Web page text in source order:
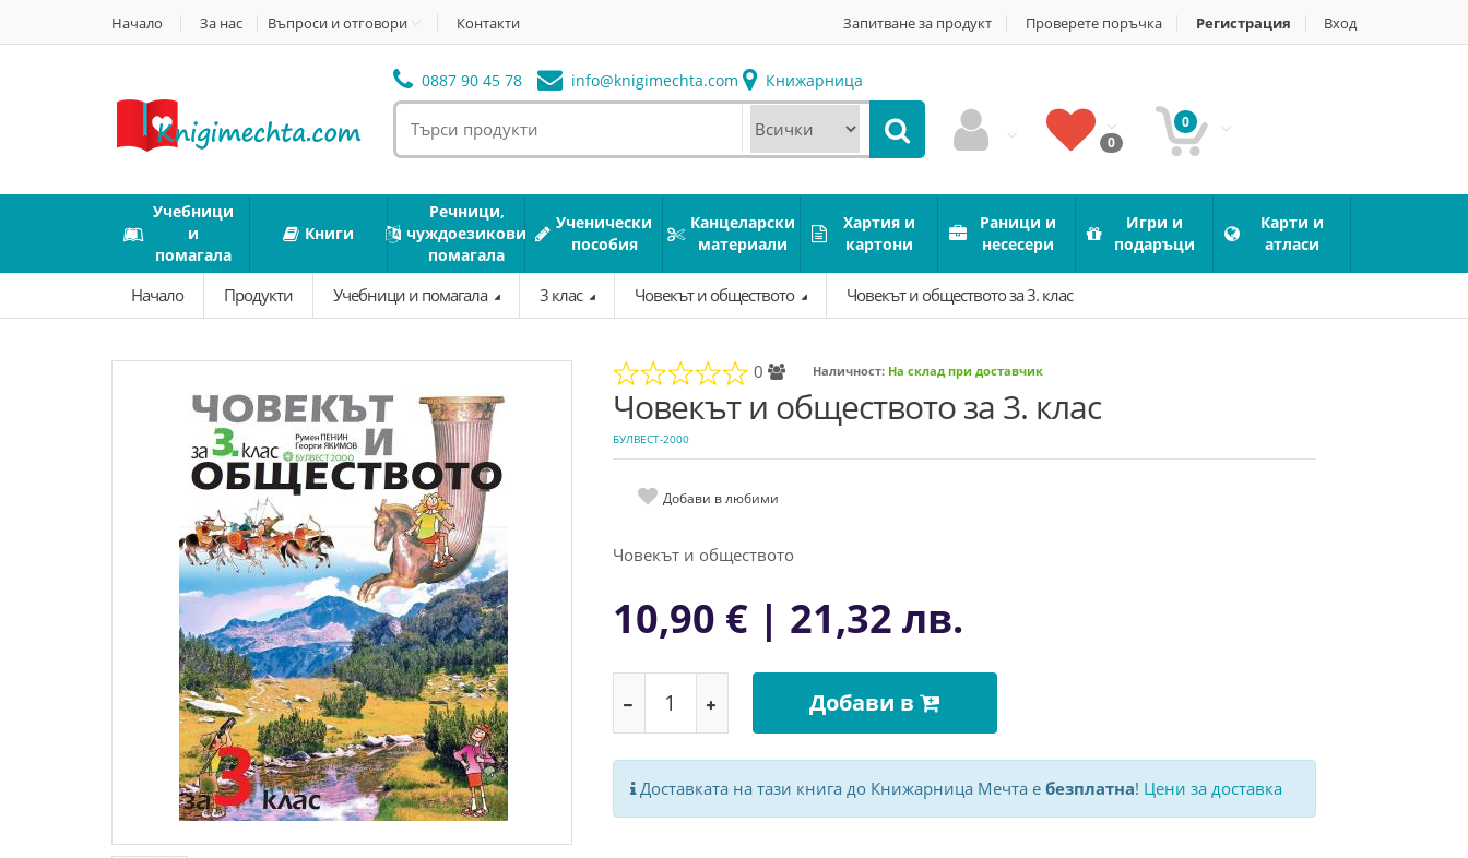
Начало За нас Въпроси и отговори Контакти Запитване за продукт Проверете поръчка Регистрация Вход
0887 90 45 78 info@knigimechta.com Книжарница
0
0
Учебници
и
помагала
Книги
Речници,
чуждоезикови
помагала
Ученически
пособия
Канцеларски
материали
Хартия и
картони
Раници и
несесери
Игри и
подаръци
Карти и
атласи
Начало Продукти Учебници и помагала 3 клас Човекът и обществото Човекът и обществото за 3. клас
0 Наличност: На склад при доставчик
Човекът и обществото за 3. клас
БУЛВЕСТ-2000
Добави в любими
Човекът и обществото
10,90 € | 21,32 лв.
Добави в
Доставката на тази книга до Книжарница Мечта е безплатна! Цени за доставка